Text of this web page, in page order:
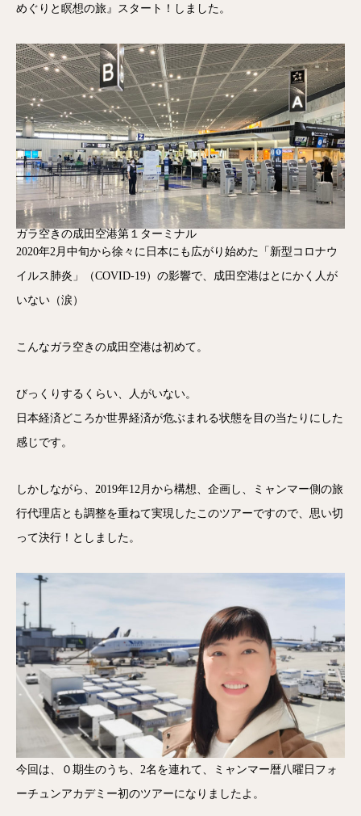
めぐりと瞑想の旅』スタート！しました。
ガラ空きの成田空港第１ターミナル
2020年2月中旬から徐々に日本にも広がり始めた「新型コロナウ
イルス肺炎」（COVID-19）の影響で、成田空港はとにかく人が
いない（涙）
こんなガラ空きの成田空港は初めて。
びっくりするくらい、人がいない。
日本経済どころか世界経済が危ぶまれる状態を目の当たりにした
感じです。
しかしながら、2019年12月から構想、企画し、ミャンマー側の旅
行代理店とも調整を重ねて実現したこのツアーですので、思い切
って決行！としました。
今回は、０期生のうち、2名を連れて、ミャンマー暦八曜日フォ
ーチュンアカデミー初のツアーになりましたよ。